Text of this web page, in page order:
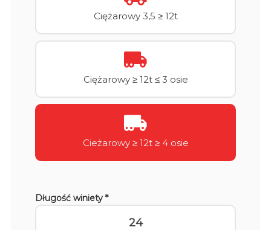
Ciężarowy 3,5 ≥ 12t
Ciężarowy ≥ 12t ≤ 3 osie
Cieżarowy ≥ 12t ≥ 4 osie
Długość winiety *
24